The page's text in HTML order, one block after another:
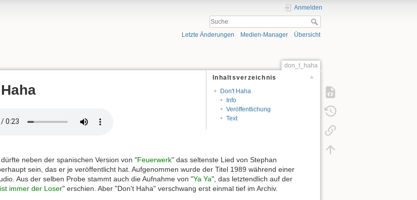
Anmelden
Letzte Änderungen Medien-Manager Übersicht
don_t_haha
Inhaltsverzeichnis
Don't Haha
Info
Veröffentlichung
Text
neben der spanischen Version von "Feuerwerk" das seltenste Lied von Stephan
sein, das er je veröffentlicht hat. Aufgenommen wurde der Titel 1989 während einer
Aus der selben Probe stammt auch die Aufnahme von "Ya Ya", das letztendlich auf der
immer der Loser" erschien. Aber "Don't Haha" verschwang erst einmal tief im Archiv.